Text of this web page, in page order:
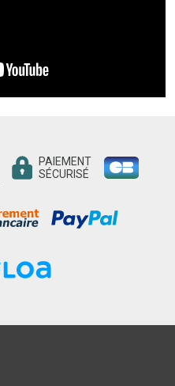
PAIEMENT
SÉCURISÉ